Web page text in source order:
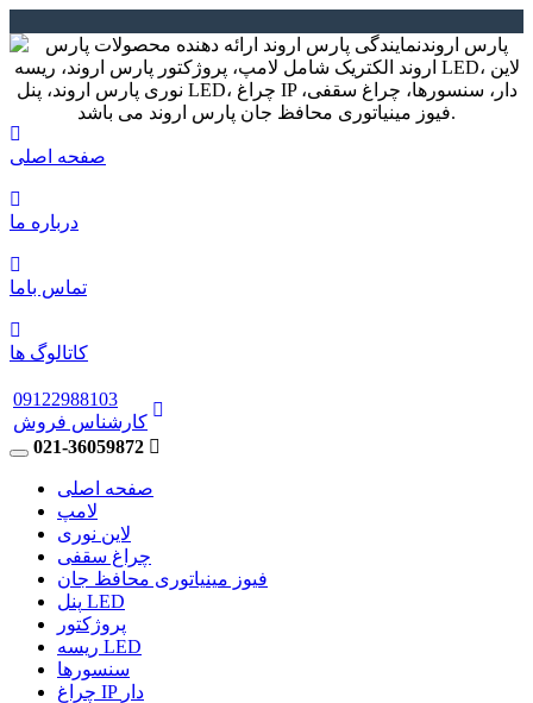
صفحه اصلی
درباره ما
تماس باما
کاتالوگ ها
09122988103
کارشناس فروش
021-36059872
صفحه اصلی
لامپ
لاین نوری
چراغ سقفی
فیوز مینیاتوری محافظ جان
پنل LED
پروژکتور
ریسه LED
سنسورها
چراغ IP دار